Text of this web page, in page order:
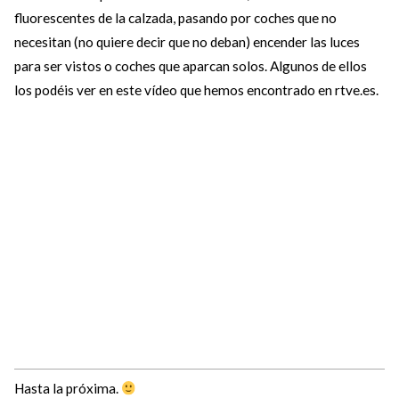
fluorescentes de la calzada, pasando por coches que no
necesitan (no quiere decir que no deban) encender las luces
para ser vistos o coches que aparcan solos. Algunos de ellos
los podéis ver en este vídeo que hemos encontrado en rtve.es.
Hasta la próxima.